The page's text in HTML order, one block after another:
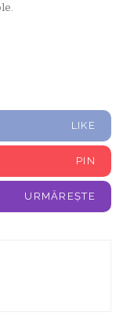
LIKE
PIN
URMĂREȘTE